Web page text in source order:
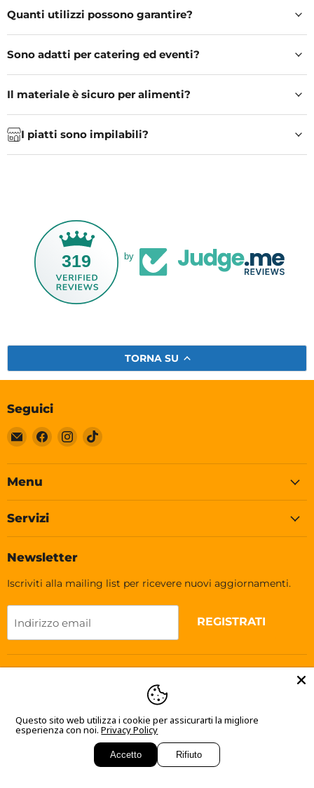
Quanti utilizzi possono garantire?
Sono adatti per catering ed eventi?
Il materiale è sicuro per alimenti?
I piatti sono impilabili?
319 by
TORNA SU
Seguici
Email
Soleplastic
Trovaci
Facebook
Trovaci
Instagram
Trovaci
TikTok
Menu
Servizi
Newsletter
Iscriviti alla mailing list per ricevere nuovi aggiornamenti.
Indirizzo email REGISTRATI
Lingua
Italiano
© 2026 Soleplastic.
Questo sito web utilizza i cookie per assicurarti la migliore
esperienza con noi. Privacy Policy
Accetto Rifiuto